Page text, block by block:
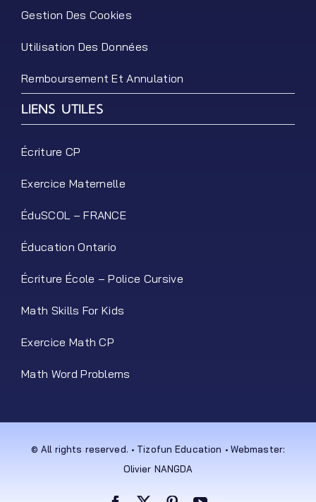
Gestion Des Cookies
Utilisation Des Données
Remboursement Et Annulation
LIENS UTILES
Écriture CP
Exercice Maternelle
ÉduSCOL – FRANCE
Éducation Ontario
Écriture École – Police Cursive
Math Skills For Kids
Exercice Math CP
Math Word Problems
© All rights reserved. • Tizofun Education • Webmaster:
Olivier NANGDA